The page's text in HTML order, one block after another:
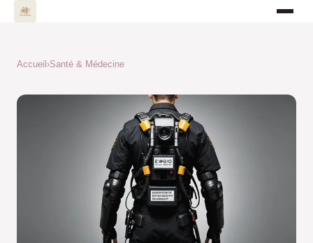
Accueil ›Santé & Médecine